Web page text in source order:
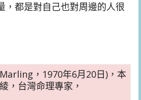
，都是對自己也對周邊的人很
，1970年6月20日)，本
，台灣命理專家，